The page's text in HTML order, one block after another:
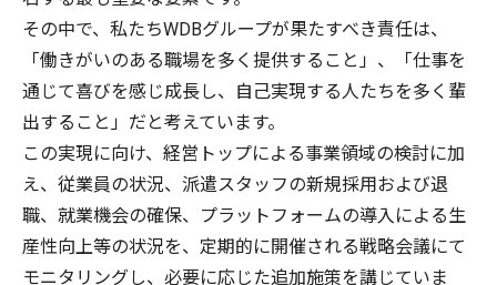
その中で、私たちWDBグループが果たすべき責任は、
「働きがいのある職場を多く提供すること」、「仕事を
通じて喜びを感じ成長し、自己実現する人たちを多く輩
出すること」だと考えています。
この実現に向け、経営トップによる事業領域の検討に加
え、従業員の状況、派遣スタッフの新規採用および退
職、就業機会の確保、プラットフォームの導入による生
産性向上等の状況を、定期的に開催される戦略会議にて
モニタリングし、必要に応じた追加施策を講じていま